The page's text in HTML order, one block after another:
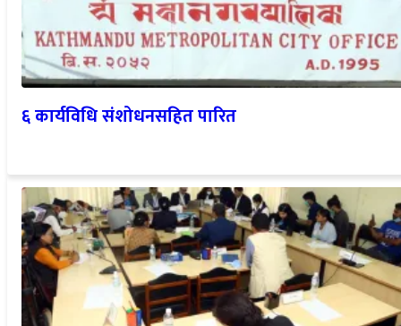
६ कार्यविधि संशोधनसहित पारित